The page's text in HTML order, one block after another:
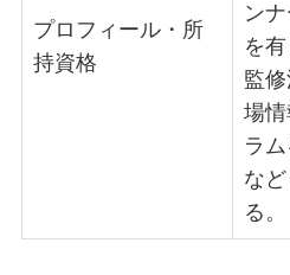
プロフィール・所
持資格
ン
を
監
場
ラ
な
る。